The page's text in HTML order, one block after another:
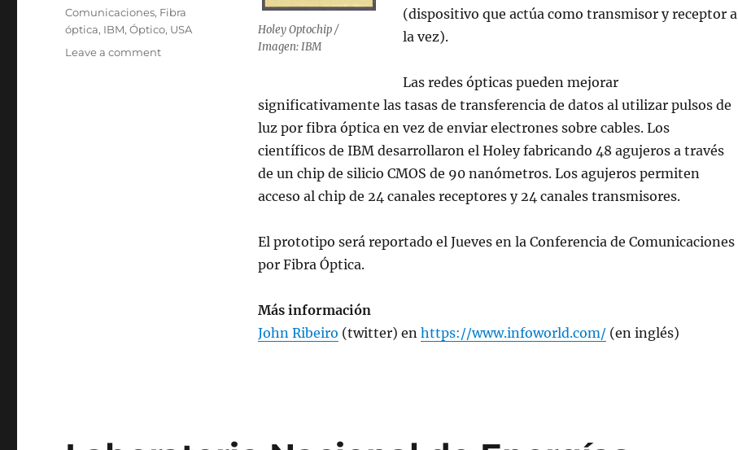
Holey Optochip /
Imagen: IBM
(dispositivo que actúa como transmisor y receptor a
la vez).
Las redes ópticas pueden mejorar
significativamente las tasas de transferencia de datos al utilizar pulsos de
luz por fibra óptica en vez de enviar electrones sobre cables. Los
científicos de IBM desarrollaron el Holey fabricando 48 agujeros a través
de un chip de silicio CMOS de 90 nanómetros. Los agujeros permiten
acceso al chip de 24 canales receptores y 24 canales transmisores.
El prototipo será reportado el Jueves en la Conferencia de Comunicaciones
por Fibra Óptica.
Más información
John Ribeiro (twitter) en https://www.infoworld.com/(en inglés)
Tags
Comunicaciones, Fibra
óptica, IBM,Óptico, USA
Leave a commenton